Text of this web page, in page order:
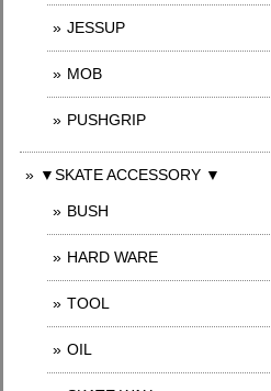
JESSUP
MOB
PUSHGRIP
▼SKATE ACCESSORY ▼
BUSH
HARD WARE
TOOL
OIL